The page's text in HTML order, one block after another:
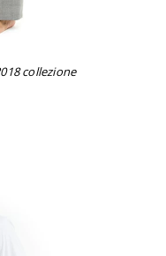
collezione